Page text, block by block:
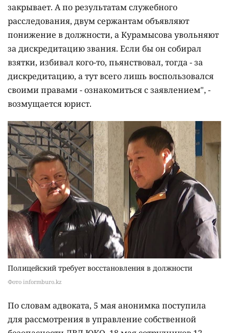
закрывает. А по результатам служебного
расследования, двум сержантам объявляют
понижение в должности, а Курамысова увольняют
за дискредитацию звания. Если бы он собирал
взятки, избивал кого-то, пьянствовал, тогда - за
дискредитацию, а тут всего лишь воспользовался
своими правами - ознакомиться с заявлением", -
возмущается юрист.
Фото informburo.kz
Полицейский требует восстановления в должности
По словам адвоката, 5 мая анонимка поступила
для рассмотрения в управление собственной